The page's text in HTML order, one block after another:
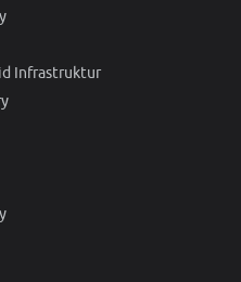
Infrastruktur